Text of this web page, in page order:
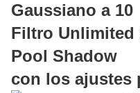
Gaussiano a 10
Filtro Unlimited
Pool Shadow
con los ajustes